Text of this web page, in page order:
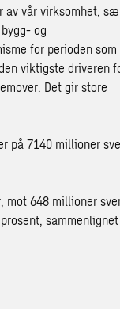
av vår virksomhet,
og
for perioden som
viktigste driveren
Det gir store
på 7140 millioner
mot 648 millioner
sammenlignet